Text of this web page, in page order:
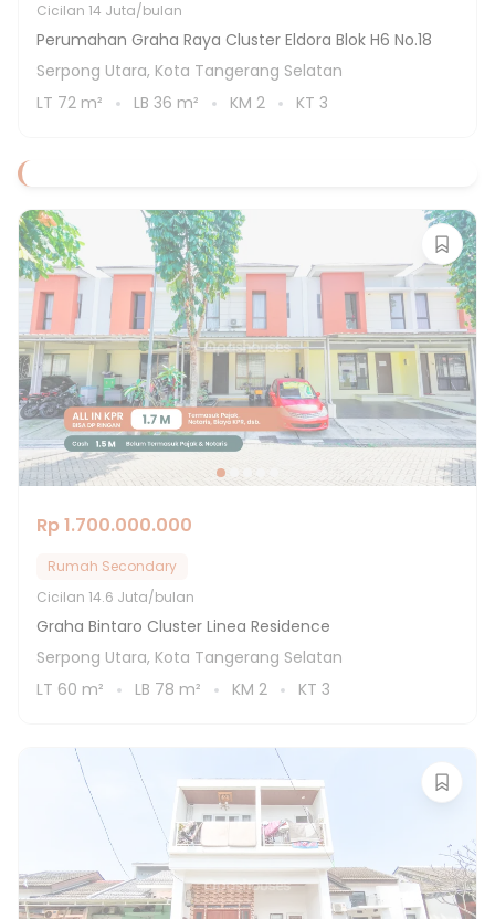
Cicilan 14 Juta/bulan
Perumahan Graha Raya Cluster Eldora Blok H6 No.18
Serpong Utara, Kota Tangerang Selatan
LT 72 m² LB 36 m² KM 2 KT 3
Rp 1.700.000.000
Rumah Secondary
Cicilan 14.6 Juta/bulan
Graha Bintaro Cluster Linea Residence
Serpong Utara, Kota Tangerang Selatan
LT 60 m² LB 78 m² KM 2 KT 3